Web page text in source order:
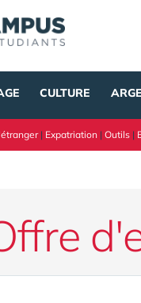
CULTURE
| Expatriation | Outils |